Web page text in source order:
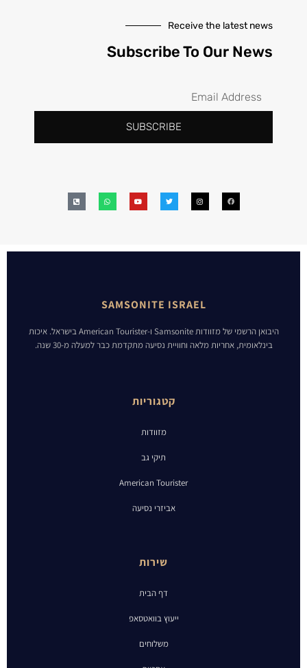
Receive the latest news
Subscribe To Our News
SUBSCRIBE
SAMSONITE ISRAEL
היבואן הרשמי של מזוודות Samsonite ו-American Tourister בישראל. איכות
בינלאומית, אחריות מלאה וחוויית נסיעה מתקדמת כבר למעלה מ-30 שנה.
קטגוריות
מזוודות
תיקי גב
American Tourister
אביזרי נסיעה
שירות
דף הבית
ייעוץ בוואטסאפ
משלוחים